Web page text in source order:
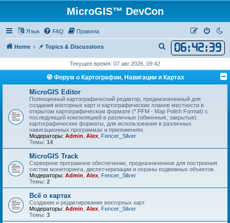
MicroGIS™ DevCon
Язык FAQ Правила
Home 📌 Topics & Discussions 06:42:39
о
и
Текущее время: 07 авг 2026, 09:42
🧭 Форум о Картографии, Навигации и Картах
MicroGIS Editor
Полноценный картографический редактор, предназначенный для
создания векторных карт и картографических планов местности в
открытом картографическом формате (*.PFM - Map Polish Format) с
последующей компиляцией в различные (обменные, закрытые)
картографические форматы, для использования в различных
навигационных программах и приложениях.
Модераторы: Admin Alex Fencer_Silver
Темы: 14
MicroGIS Track
Cерверное програмное обеспечение, предназначенное для построения
систем мониторинга, диспетчеризации и охраны подвижных объектов.
Модераторы: Admin Alex Fencer_Silver
Темы: 2
Всё о картах
Создание и редактирование векторных карт
Модераторы: Admin Alex Fencer_Silver
Темы: 3